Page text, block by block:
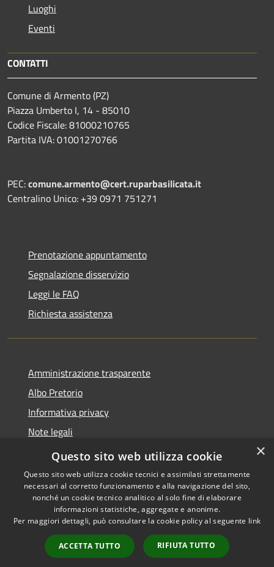
Luoghi
Eventi
CONTATTI
Comune di Armento (PZ)
Piazza Umberto I, 14 - 85010
Codice Fiscale: 81000210765
Partita IVA: 01001270766
PEC:comune.armento@cert.ruparbasilicata.it
Centralino Unico: +39 0971 751271
Prenotazione appuntamento
Segnalazione disservizio
Leggi le FAQ
Richiesta assistenza
Amministrazione trasparente
Albo Pretorio
Informativa privacy
Note legali
Dichiarazione di accessibilità
Accessibilità
Copyright © 2026 • Comune di
Armento • Powered by
Municipium•
Accesso
redazione
×
Questo sito web utilizza cookie
Questo sito web utilizza cookie tecnici e assimilati strettamente
necessari al corretto funzionamento e alla navigazione del sito,
nonché un cookie tecnico analitico al solo fine di elaborare
informazioni statistiche, aggregate e anonime.
Per maggiori dettagli, può consultare la cookie policy al seguente link
ACCETTA TUTTO RIFIUTA TUTTO